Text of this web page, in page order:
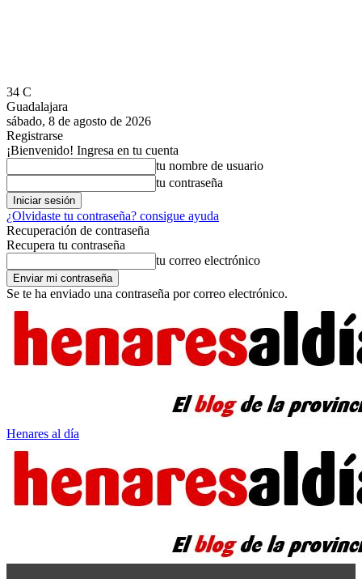
34 C
Guadalajara
sábado, 8 de agosto de 2026
Registrarse
¡Bienvenido! Ingresa en tu cuenta
tu nombre de usuario
tu contraseña
¿Olvidaste tu contraseña? consigue ayuda
Recuperación de contraseña
Recupera tu contraseña
tu correo electrónico
Se te ha enviado una contraseña por correo electrónico.
Henares al día